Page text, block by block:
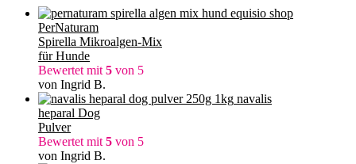
PerNaturam
Spirella Mikroalgen-Mix
für Hunde
Bewertet mit 5 von 5
von Ingrid B.
navalis
heparal Dog
Pulver
Bewertet mit 5 von 5
von Ingrid B.